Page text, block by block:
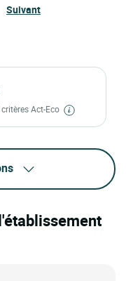
Suivant
Act-Eco